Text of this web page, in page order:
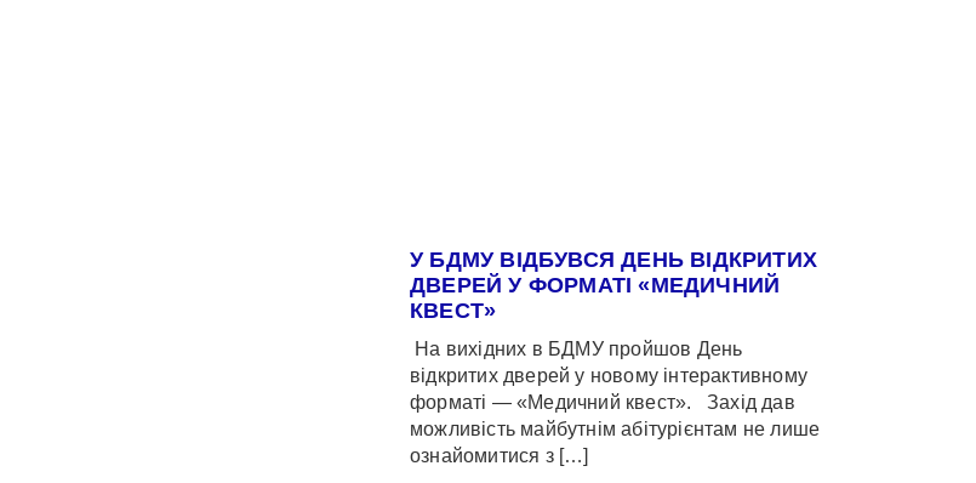
У БДМУ ВІДБУВСЯ ДЕНЬ ВІДКРИТИХ
ДВЕРЕЙ У ФОРМАТІ «МЕДИЧНИЙ
КВЕСТ»
На вихідних в БДМУ пройшов День
відкритих дверей у новому інтерактивному
форматі — «Медичний квест». Захід дав
можливість майбутнім абітурієнтам не лише
ознайомитися з […]